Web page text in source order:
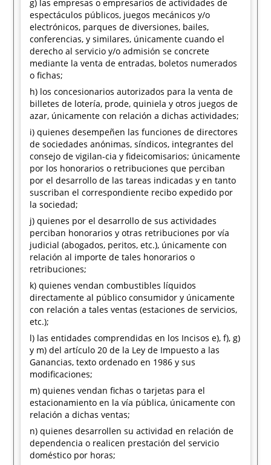
g) las empresas o empresarios de actividades de
espectáculos públicos, juegos mecánicos y/o
electrónicos, parques de diversiones, bailes,
conferencias, y similares, únicamente cuando el
derecho al servicio y/o admisión se concrete
mediante la venta de entradas, boletos numerados
o fichas;
h) los concesionarios autorizados para la venta de
billetes de lotería, prode, quiniela y otros juegos de
azar, únicamente con relación a dichas actividades;
i) quienes desempeñen las funciones de directores
de sociedades anónimas, síndicos, integrantes del
consejo de vigilan-cia y fideicomisarios; únicamente
por los honorarios o retribuciones que perciban
por el desarrollo de las tareas indicadas y en tanto
suscriban el correspondiente recibo expedido por
la sociedad;
j) quienes por el desarrollo de sus actividades
perciban honorarios y otras retribuciones por vía
judicial (abogados, peritos, etc.), únicamente con
relación al importe de tales honorarios o
retribuciones;
k) quienes vendan combustibles líquidos
directamente al público consumidor y únicamente
con relación a tales ventas (estaciones de servicios,
etc.);
l) las entidades comprendidas en los Incisos e), f), g)
y m) del artículo 20 de la Ley de Impuesto a las
Ganancias, texto ordenado en 1986 y sus
modificaciones;
m) quienes vendan fichas o tarjetas para el
estacionamiento en la vía pública, únicamente con
relación a dichas ventas;
n) quienes desarrollen su actividad en relación de
dependencia o realicen prestación del servicio
doméstico por horas;